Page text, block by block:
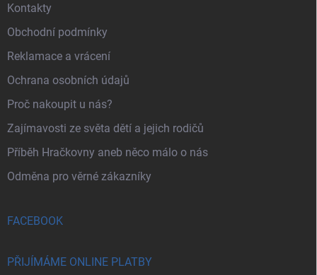
Kontakty
Obchodní podmínky
Reklamace a vrácení
Ochrana osobních údajů
Proč nakoupit u nás?
Zajímavosti ze světa dětí a jejich rodičů
Příběh Hračkovny aneb něco málo o nás
Odměna pro věrné zákazníky
FACEBOOK
PŘIJÍMÁME ONLINE PLATBY